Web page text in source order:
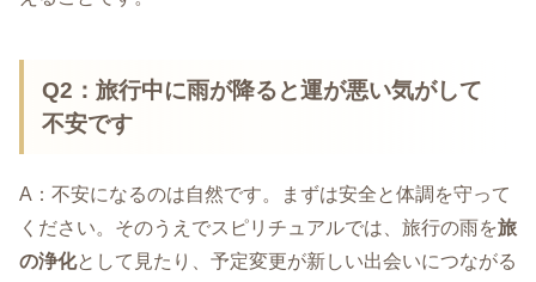
Q2：旅行中に雨が降ると運が悪い気がして
不安です
A：不安になるのは自然です。まずは安全と体調を守って
ください。そのうえでスピリチュアルでは、旅行の雨を旅
の浄化として見たり、予定変更が新しい出会いにつながる